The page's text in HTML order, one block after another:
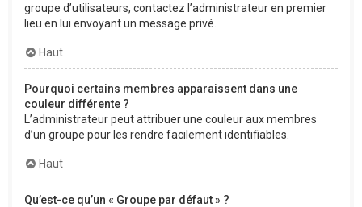
groupe d’utilisateurs, contactez l’administrateur en premier
lieu en lui envoyant un message privé.
Haut
Pourquoi certains membres apparaissent dans une
couleur différente ?
L’administrateur peut attribuer une couleur aux membres
d’un groupe pour les rendre facilement identifiables.
Haut
Qu’est-ce qu’un « Groupe par défaut » ?